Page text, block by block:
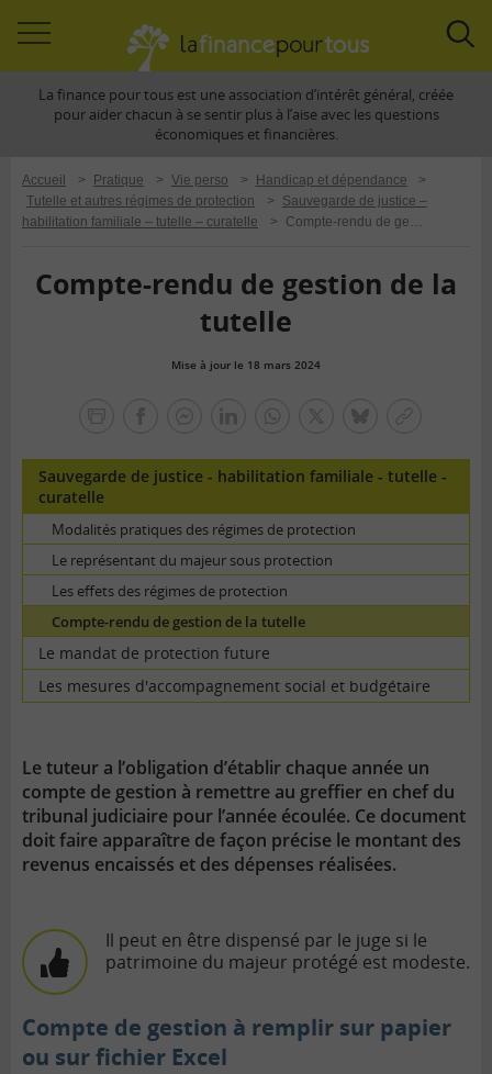
àLa finance pour tous est une association d’intérêt général, créée
pour aider chacun à se sentir plus à l’aise avec les questions
économiques et financières.
Accueil > Pratique > Vie perso > Handicap et dépendance
>
Tutelle et autres régimes de protection
>
Sauvegarde de justice –
habilitation familiale – tutelle – curatelle
> Compte-rendu de gestion de la tutelle
Compte-rendu de gestion de la
tutelle
Mise à jour le 18 mars 2024
tous
lien
Sauvegarde de justice - habilitation familiale - tutelle -
curatelle
Modalités pratiques des régimes de protection
Le représentant du majeur sous protection
Les effets des régimes de protection
Compte-rendu de gestion de la tutelle
Le mandat de protection future
Les mesures d'accompagnement social et budgétaire
Le tuteur a l’obligation d’établir chaque année un
compte de gestion à remettre au greffier en chef du
tribunal judiciaire pour l’année écoulée. Ce document
doit faire apparaître de façon précise le montant des
revenus encaissés et des dépenses réalisées.
Il peut en être dispensé par le juge si le
patrimoine du majeur protégé est modeste.
Compte de gestion à remplir sur papier
ou sur fichier Excel